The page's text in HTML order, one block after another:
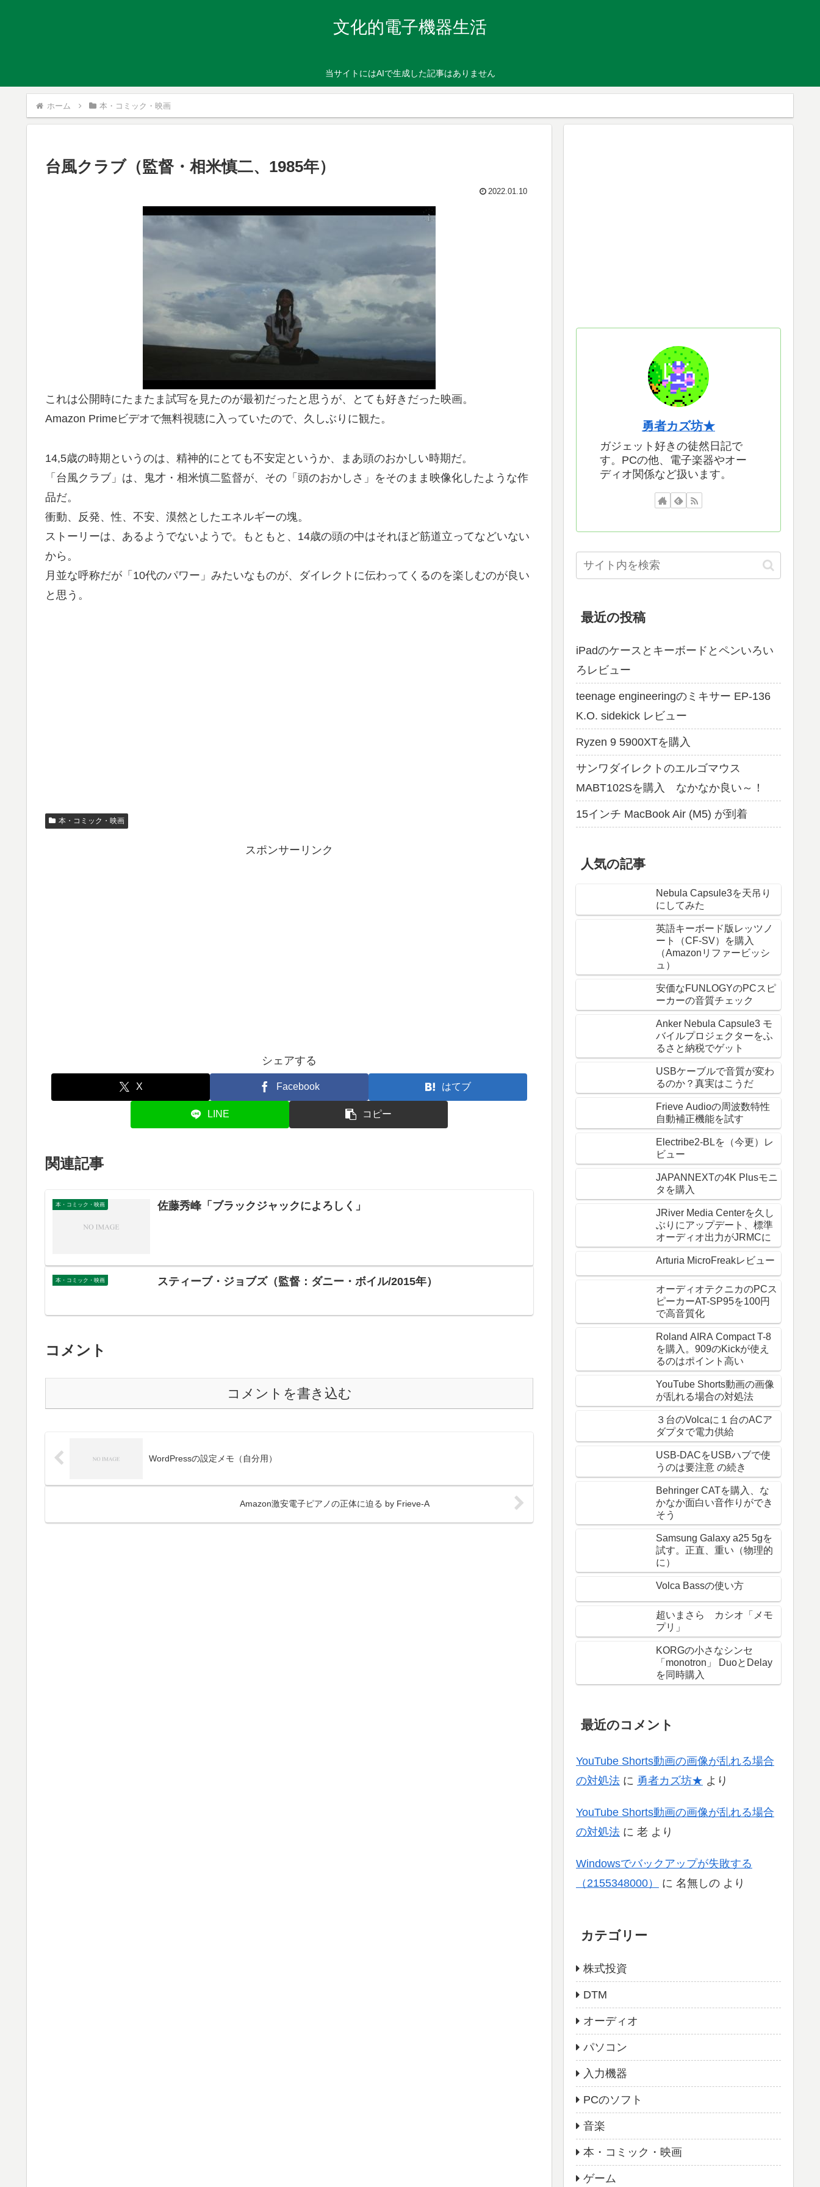
文化的電子機器生活
当サイトにはAIで生成した記事はありません
ホーム 本・コミック・映画
台風クラブ（監督・相米慎二、1985年）
2022.01.10
これは公開時にたまたま試写を見たのが最初だったと思うが、とても好きだった映画。
Amazon Primeビデオで無料視聴に入っていたので、久しぶりに観た。
14,5歳の時期というのは、精神的にとても不安定というか、まあ頭のおかしい時期だ。
「台風クラブ」は、鬼才・相米慎二監督が、その「頭のおかしさ」をそのまま映像化したような作
品だ。
衝動、反発、性、不安、漠然としたエネルギーの塊。
ストーリーは、あるようでないようで。もともと、14歳の頭の中はそれほど筋道立ってなどいない
から。
月並な呼称だが「10代のパワー」みたいなものが、ダイレクトに伝わってくるのを楽しむのが良い
と思う。
本・コミック・映画
スポンサーリンク
シェアする
X Facebook はてブ
LINE コピー
関連記事
本・コミック・映画 佐藤秀峰「ブラックジャックによろしく」
本・コミック・映画 スティーブ・ジョブズ（監督：ダニー・ボイル/2015年）
コメント
コメントを書き込む
WordPressの設定メモ（自分用）
Amazon激安電子ピアノの正体に迫る by Frieve-A
勇者カズ坊★
ガジェット好きの徒然日記で
す。PCの他、電子楽器やオー
ディオ関係など扱います。
最近の投稿
iPadのケースとキーボードとペンいろい
ろレビュー
teenage engineeringのミキサー EP-136
K.O. sidekick レビュー
Ryzen 9 5900XTを購入
サンワダイレクトのエルゴマウス
MABT102Sを購入 なかなか良い～！
15インチ MacBook Air (M5) が到着
人気の記事
Nebula Capsule3を天吊り
にしてみた
英語キーボード版レッツノ
ート（CF-SV）を購入
（Amazonリファービッシ
ュ）
安価なFUNLOGYのPCスピ
ーカーの音質チェック
Anker Nebula Capsule3 モ
バイルプロジェクターをふ
るさと納税でゲット
USBケーブルで音質が変わ
るのか？真実はこうだ
Frieve Audioの周波数特性
自動補正機能を試す
Electribe2-BLを（今更）レ
ビュー
JAPANNEXTの4K Plusモニ
タを購入
JRiver Media Centerを久し
ぶりにアップデート、標準
オーディオ出力がJRMCに
Arturia MicroFreakレビュー
オーディオテクニカのPCス
ピーカーAT-SP95を100円
で高音質化
Roland AIRA Compact T-8
を購入。909のKickが使え
るのはポイント高い
YouTube Shorts動画の画像
が乱れる場合の対処法
３台のVolcaに１台のACア
ダプタで電力供給
USB-DACをUSBハブで使
うのは要注意 の続き
Behringer CATを購入、な
かなか面白い音作りができ
そう
Samsung Galaxy a25 5gを
試す。正直、重い（物理的
に）
Volca Bassの使い方
超いまさら カシオ「メモ
プリ」
KORGの小さなシンセ
「monotron」 DuoとDelay
を同時購入
最近のコメント
YouTube Shorts動画の画像が乱れる場合
の対処法 に 勇者カズ坊★ より
YouTube Shorts動画の画像が乱れる場合
の対処法 に 老 より
Windowsでバックアップが失敗する
（2155348000）
に 名無しの より
カテゴリー
株式投資
DTM
オーディオ
パソコン
入力機器
PCのソフト
音楽
本・コミック・映画
ゲーム